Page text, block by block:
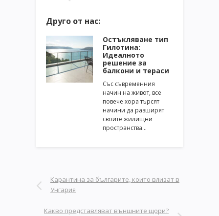
Друго от нас:
Остъкляване тип
Гилотина:
Идеалното
решение за
балкони и тераси
Със съвременния
начин на живот, все
повече хора търсят
начини да разширят
своите жилищни
пространства…
Карантина за българите, които влизат в
Унгария
Какво представляват външните щори?